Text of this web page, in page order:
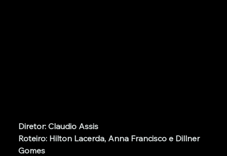
Diretor: Claudio Assis
Roteiro: Hilton Lacerda, Anna Francisco e Dillner
Gomes